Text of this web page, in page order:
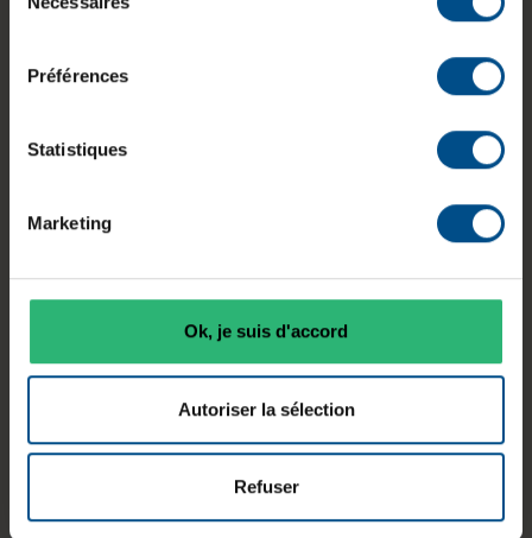
Préférences
Statistiques
Marketing
Ok, je suis d'accord
Autoriser la sélection
Refuser
de bureau au format Small Form Factor conçu
Équipé d’un processeur Intel Core i5 de 8e
stockage SSD, il permet de gérer efficacement
les tâches bureautiques, la navigation et les
s’intègre facilement dans les environnements de
travail tout en offrant une connectique complète.
Typologie
Factor
Processeur
Intel Core
i5‑8400
Mémoire
8 Go DDR4